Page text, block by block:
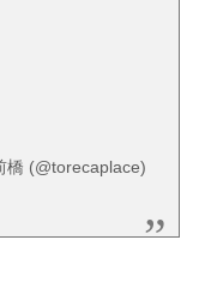
(@torecaplace)